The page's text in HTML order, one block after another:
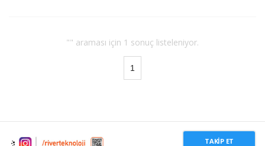
"" araması için 1 sonuç listeleniyor.
1
TAKIP ET